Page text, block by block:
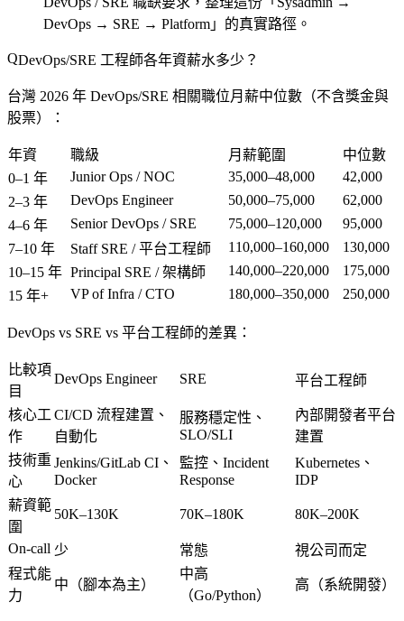
DevOps → SRE → Platform」的真實路徑。
DevOps/SRE 工程師各年資薪水多少？
台灣 2026 年 DevOps/SRE 相關職位月薪中位數（不含獎金與
股票）：
年資 職級 月薪範圍
中位數
0–1 年
Junior Ops / NOC 35,000–48,000
42,000
2–3 年
DevOps Engineer 50,000–75,000
62,000
4–6 年
Senior DevOps / SRE 75,000–120,000
95,000
7–10 年
Staff SRE / 平台工程師 110,000–160,000
130,000
10–15 年 Principal SRE / 架構師 140,000–220,000
175,000
15 年+
VP of Infra / CTO 180,000–350,000 250,000
DevOps vs SRE vs 平台工程師的差異：
比較項
目
DevOps Engineer SRE 平台工程師
核心工
作
CI/CD 流程建置、
自動化
服務穩定性、
SLO/SLI
內部開發者平台
建置
技術重
心
Jenkins/GitLab CI、
Docker
監控、Incident
Response
Kubernetes、
IDP
薪資範
圍
50K–130K 70K–180K 80K–200K
On-call 少 常態
視公司而定
程式能
力
中（腳本為主）
中高
（Go/Python）
高（系統開發）